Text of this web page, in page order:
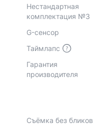
Нестандартная
комплектация №3
G-сенсор
Таймлапс
Гарантия
производителя
Съёмка без бликов